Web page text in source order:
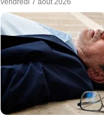
vendredi 7 août 2026